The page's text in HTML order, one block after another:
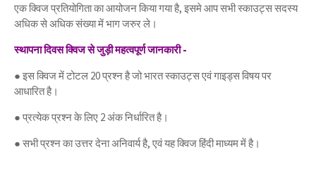
एक क्विज प्रतियोगिता का आयोजन किया गया है, इसमे आप सभी स्काउट्स सदस्य
अधिक से अधिक संख्या में भाग जरुर ले।
स्थापना दिवस क्विज से जुड़ी महत्वपूर्ण जानकारी -
● इस क्विज में टोटल 20 प्रश्न है जो भारत स्काउट्स एवं गाइड्स विषय पर
आधारित है।
● प्रत्येक प्रश्न के लिए 2 अंक निर्धारित है।
● सभी प्रश्न का उत्तर देना अनिवार्य है, एवं यह क्विज हिंदी माध्यम में है।